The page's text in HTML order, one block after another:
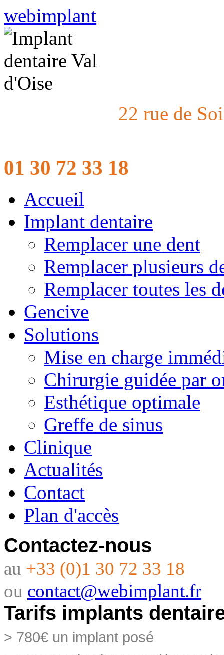
webimplant
22 rue de
01 30 72 33 18
Accueil
Implant dentaire
Remplacer une dent
Remplacer plusieurs
Remplacer toutes les
Gencive
Solutions
Mise en charge
Chirurgie guidée par
Esthétique optimale
Greffe de sinus
Clinique
Actualités
Contact
Plan d'accès
Contactez-nous
au +33 (0)1 30 72 33 18
ou contact@webimplant.fr
Tarifs implants
> 780€ un implant posé